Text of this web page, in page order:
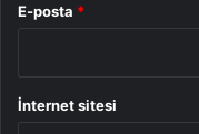
E-posta *
İnternet sitesi